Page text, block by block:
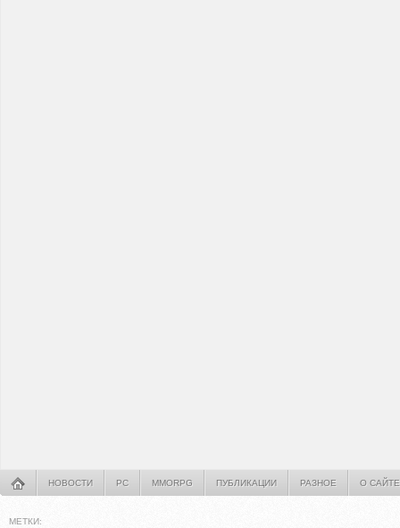
НОВОСТИ PC MMORPG ПУБЛИКАЦИИ РАЗНОЕ О САЙТЕ
МЕТКИ: